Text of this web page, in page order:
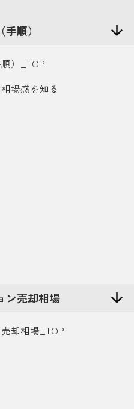
順）
）_TOP
場感を知る
ン売却相場
却相場_TOP